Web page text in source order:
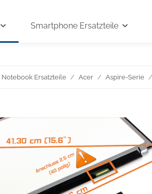
Smartphone Ersatzteile
Notebook Ersatzteile Acer Aspire-Serie